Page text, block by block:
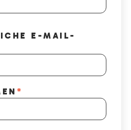
E-MAIL-
*